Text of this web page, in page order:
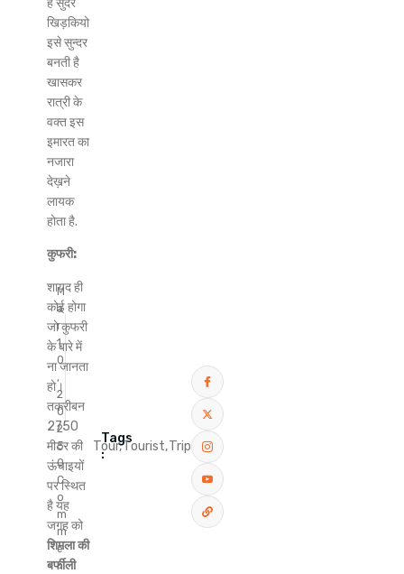
M
a
r
1
0
,
2
0
2
5
0
C
o
m
m
e
n
है सुंदर
खिड़कियो
इसे सुन्दर
बनती है
खासकर
रात्री के
वक्त इस
इमारत का
नजारा
देख़ने
लायक
होता है.
कुफरी:
शायद ही
कोई होगा
जो कुफरी
के बारे में
ना जानता
हो।
तकरीबन
2750
मीटर की
ऊंचाइयों
पर स्थित
है यह
जगह को
शिमला की
बर्फीली
Tags
:
Tour,Tourist,Trip